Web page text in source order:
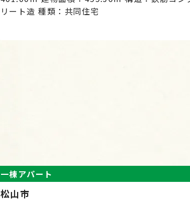
リート造 種類：共同住宅
一棟アパート
松山市